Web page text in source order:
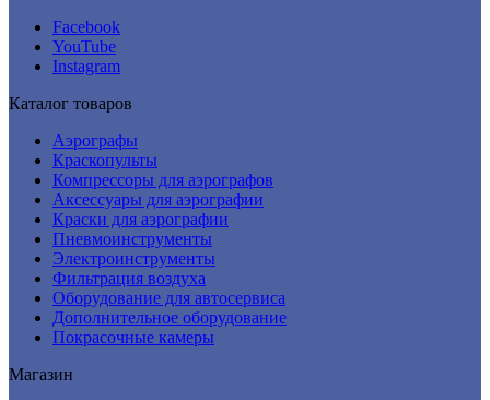
Facebook
YouTube
Instagram
Каталог товаров
Аэрографы
Краскопульты
Компрессоры для аэрографов
Аксессуары для аэрографии
Краски для аэрографии
Пневмоинструменты
Электроинструменты
Фильтрация воздуха
Оборудование для автосервиса
Дополнительное оборудование
Покрасочные камеры
Магазин